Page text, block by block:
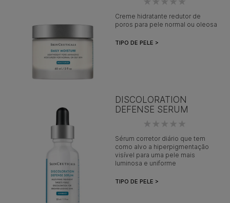
Creme hidratante redutor de
poros para pele normal ou oleosa
TIPO DE PELE >
DISCOLORATION
DEFENSE SERUM
Sérum corretor diário que tem
como alvo a hiperpigmentação
visível para uma pele mais
luminosa e uniforme
TIPO DE PELE >